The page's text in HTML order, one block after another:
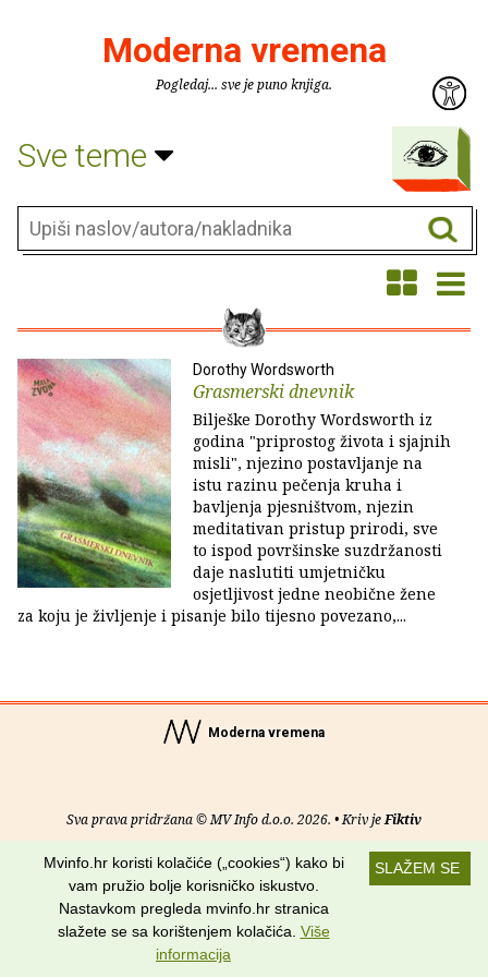
Moderna vremena
Pogledaj... sve je puno knjiga.
Sve teme
Dorothy Wordsworth
Grasmerski dnevnik
Bilješke Dorothy Wordsworth iz
godina "priprostog života i sjajnih
misli", njezino postavljanje na
istu razinu pečenja kruha i
bavljenja pjesništvom, njezin
meditativan pristup prirodi, sve
to ispod površinske suzdržanosti
daje naslutiti umjetničku
osjetljivost jedne neobične žene
za koju je življenje i pisanje bilo tijesno povezano,...
Moderna vremena
Sva prava pridržana © MV Info d.o.o. 2026. • Kriv jeFiktiv
O nama• Pomoć•Uvjeti korištenja•RSS kanali
Potraži nas na:
SLAŽEM SE
Mvinfo.hr koristi kolačiće („cookies“) kako bi
vam pružio bolje korisničko iskustvo.
Nastavkom pregleda mvinfo.hr stranica
slažete se sa korištenjem kolačića. Više
informacija